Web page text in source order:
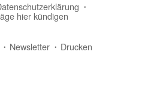
hier kündigen
Newsletter Drucken